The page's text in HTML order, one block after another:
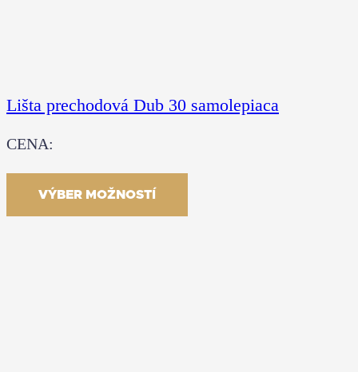
Lišta prechodová Dub 30 samolepiaca
CENA:
9.81€–29.43€
VÝBER MOŽNOSTÍ